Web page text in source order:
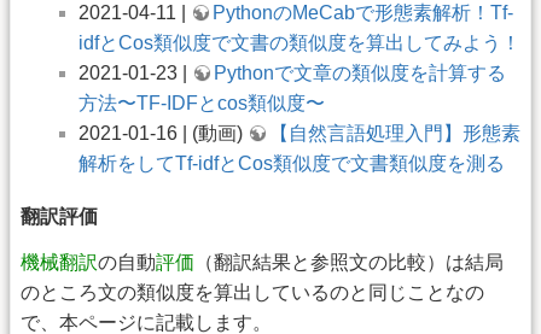
2021-04-11 |
PythonのMeCabで形態素解析！Tf-
idfとCos類似度で文書の類似度を算出してみよう！
2021-01-23 |
Pythonで文章の類似度を計算する
方法〜TF-IDFとcos類似度〜
2021-01-16 | (動画)
【自然言語処理入門】形態素
解析をしてTf-idfとCos類似度で文書類似度を測る
翻訳評価
機械翻訳の自動評価 （翻訳結果と参照文の比較）は結局
のところ文の類似度を算出しているのと同じことなの
で、本ページに記載します。